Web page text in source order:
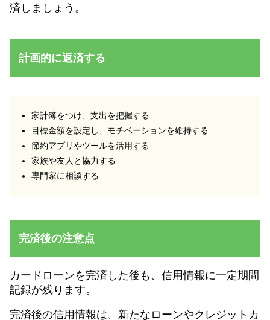
済しましょう。
計画的に返済する
家計簿をつけ、支出を把握する
目標金額を設定し、モチベーションを維持する
節約アプリやツールを活用する
家族や友人と協力する
専門家に相談する
完済後の注意点
カードローンを完済した後も、信用情報に一定期間
記録が残ります。
完済後の信用情報は、新たなローンやクレジットカ